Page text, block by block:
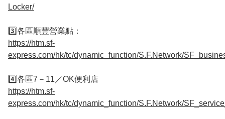
Locker/
https://htm.sf-
express.com/hk/tc/dynamic_function/S.F.Network/
https://htm.sf-
express.com/hk/tc/dynamic_function/S.F.Network/